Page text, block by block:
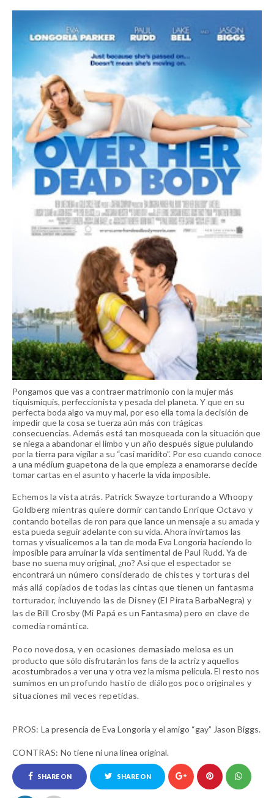
Pongamos que vas a contraer matrimonio con la mujer más
tiquismiquis, perfeccionista y pesada del planeta. Y que en su
perfecta boda algo va muy mal, por eso ella toma la decisión de
impedir que la cosa se tuerza aún más con trágicas
consecuencias. Además está tan mosqueada con la situación que
se niega a abandonar el limbo y un año después sigue pululando
por la tierra para vigilar a su “casi maridito”. Por eso cuando conoce
a una médium guapetona de la que empieza a enamorarse decide
tomar cartas en el asunto y hacerle la vida imposible.
Echemos la vista atrás.Patrick Swayze torturando a Whoopy
Goldberg mientras quiere dormir cantando Enrique Octavo y
contando botellas de ron para que lance un mensaje a su amada y
esta pueda seguir adelante con su vida. Ahora invirtamos las
tornas y visualicemos a la tan de moda Eva Longoria haciendo lo
imposible para arruinar la vida sentimental de Paul Rudd. Ya de
base no suena muy original, ¿no? Así que el espectador se
encontrará un número considerado de chistes y torturas del
más allá copiados de todas las cintas que tienen un fantasma
torturador, incluyendo las de Disney (El Pirata BarbaNegra) y
las de Bill Crosby (Mi Papá es un Fantasma) pero en clave de
comedia romántica.
Poco novedosa, y en ocasiones demasiado melosaes un
producto que sólo disfrutarán los fans de la actriz y aquellos
acostumbrados a ver una y otra vez la misma película. El resto nos
sumimos en un profundo hastío de diálogos poco originales y
situaciones mil veces repetidas.
PROS: La presencia de Eva Longoria y el amigo “gay” Jason Biggs.
CONTRAS: No tiene ni una línea original.
SHARE ON SHARE ON